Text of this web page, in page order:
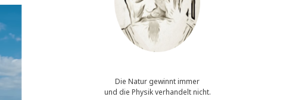
Die Natur gewinnt immer
und die Physik verhandelt nicht.